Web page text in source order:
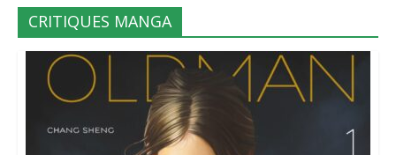
CRITIQUES MANGA